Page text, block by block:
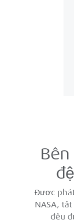
Được
NASA,
đều